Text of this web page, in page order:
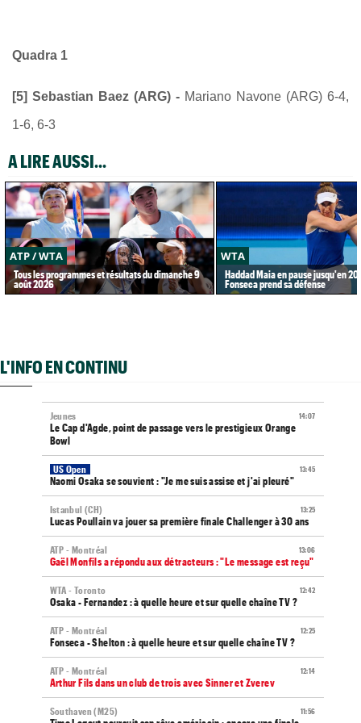
Quadra 1
[5] Sebastian Baez (ARG) - Mariano Navone (ARG) 6-4,
1-6, 6-3
A LIRE AUSSI...
ATP / WTA
Tous les programmes et résultats du dimanche 9
août 2026
WTA
Haddad Maia en pause jusqu'en
Fonseca prend sa défense
L'INFO EN CONTINU
14:07
Jeunes
Le Cap d'Agde, point de passage vers le prestigieux Orange
Bowl
13:45
US Open
Naomi Osaka se souvient : "Je me suis assise et j'ai pleuré"
13:25
Istanbul (CH)
Lucas Poullain va jouer sa première finale Challenger à 30 ans
13:06
ATP - Montréal
Gaël Monfils a répondu aux détracteurs : "Le message est reçu"
12:42
WTA - Toronto
Osaka - Fernandez : à quelle heure et sur quelle chaîne TV ?
12:25
ATP - Montréal
Fonseca - Shelton : à quelle heure et sur quelle chaîne TV ?
12:14
ATP - Montréal
Arthur Fils dans un club de trois avec Sinner et Zverev
11:56
Southaven (M25)